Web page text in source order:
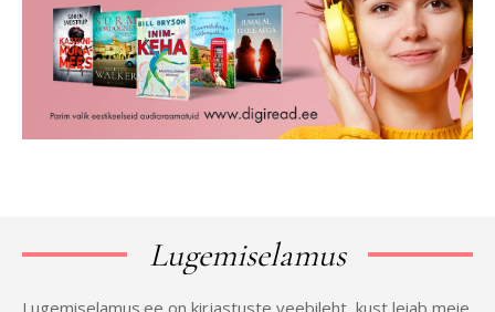
Lugemiselamus
Lugemiselamus.ee on kirjastuste veebileht, kust leiab meie